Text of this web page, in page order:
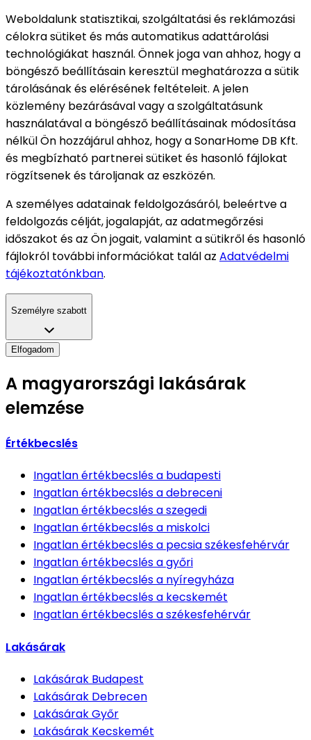
Weboldalunk statisztikai, szolgáltatási és reklámozási
célokra sütiket és más automatikus adattárolási
technológiákat használ. Önnek joga van ahhoz, hogy a
böngésző beállításain keresztül meghatározza a sütik
tárolásának és elérésének feltételeit. A jelen
közlemény bezárásával vagy a szolgáltatásunk
használatával a böngésző beállításainak módosítása
nélkül Ön hozzájárul ahhoz, hogy a SonarHome DB Kft.
és megbízható partnerei sütiket és hasonló fájlokat
rögzítsenek és tároljanak az eszközén.
A személyes adatainak feldolgozásáról, beleértve a
feldolgozás célját, jogalapját, az adatmegőrzési
időszakot és az Ön jogait, valamint a sütikről és hasonló
fájlokról további információkat talál az Adatvédelmi
tájékoztatónkban.
Személyre szabott
Elfogadom
A magyarországi lakásárak
elemzése
Értékbecslés
Ingatlan értékbecslésa budapesti
Ingatlan értékbecslésa debreceni
Ingatlan értékbecslésa szegedi
Ingatlan értékbecslésa miskolci
Ingatlan értékbecslésa pecsia székesfehérvár
Ingatlan értékbecslésa győri
Ingatlan értékbecslésa nyíregyháza
Ingatlan értékbecslésa kecskemét
Ingatlan értékbecslésa székesfehérvár
Lakásárak
Lakásárak Budapest
Lakásárak Debrecen
LakásárakGyőr
Lakásárak Kecskemét